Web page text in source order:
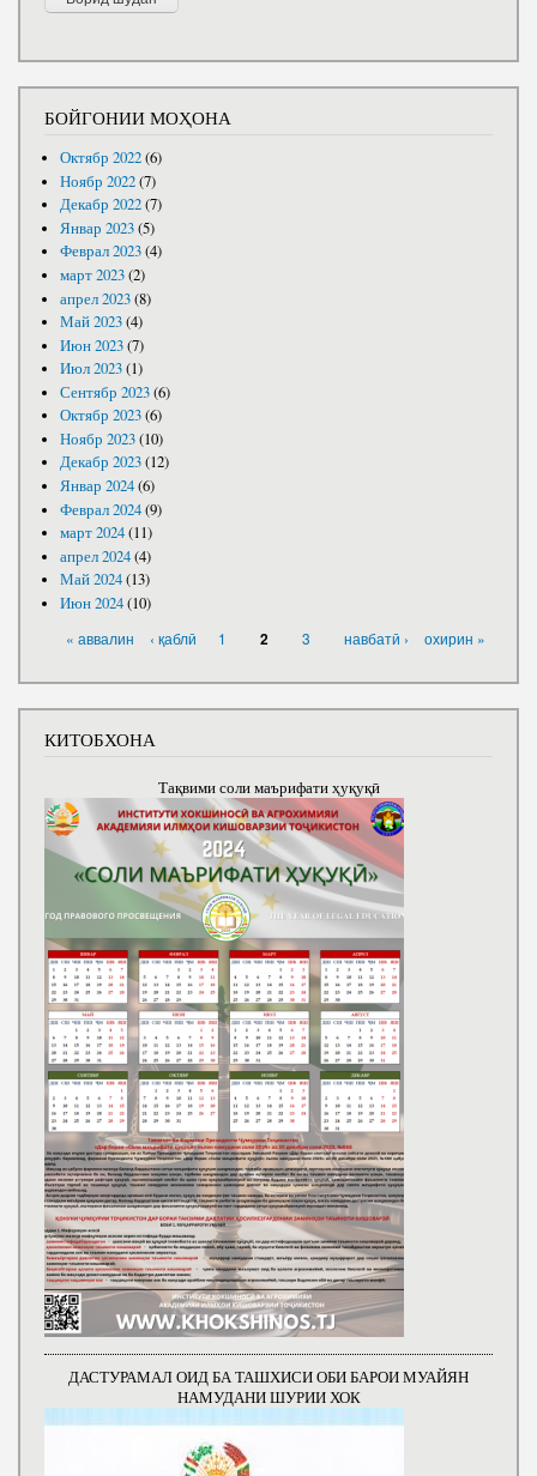
БОЙГОНИИ МОҲОНА
Октябр 2022(6)
Ноябр 2022(7)
Декабр 2022(7)
Январ 2023(5)
Феврал 2023(4)
март 2023(2)
апрел 2023(8)
Май 2023(4)
Июн 2023(7)
Июл 2023(1)
Сентябр 2023(6)
Октябр 2023(6)
Ноябр 2023(10)
Декабр 2023(12)
Январ 2024(6)
Феврал 2024(9)
март 2024(11)
апрел 2024(4)
Май 2024(13)
Июн 2024(10)
« аввалин ‹ қаблӣ 1 2 3 навбатӣ › охирин »
КИТОБХОНА
Тақвими соли маърифати ҳуқуқӣ
ДАСТУРАМАЛ ОИД БА ТАШХИСИ ОБИ БАРОИ МУАЙЯН
НАМУДАНИ ШУРИИ ХОК